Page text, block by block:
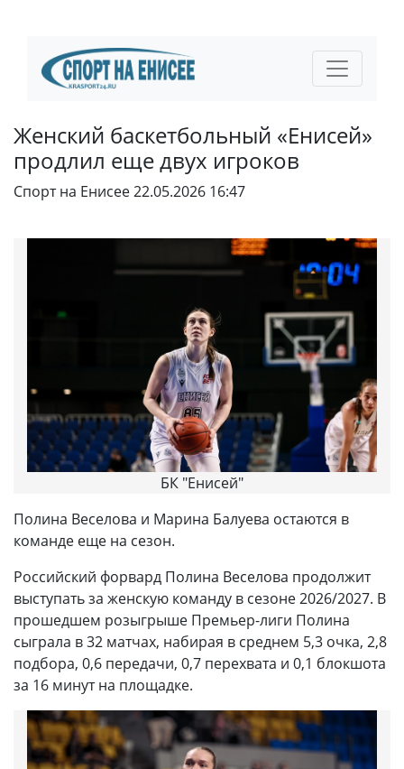
Женский баскетбольный «Енисей»
продлил еще двух игроков
Спорт на Енисее22.05.2026 16:47
БК "Енисей"
Полина Веселова и Марина Балуева остаются в
команде еще на сезон.
Российский форвард Полина Веселова продолжит
выступать за женскую команду в сезоне 2026/2027. В
прошедшем розыгрыше Премьер-лиги Полина
сыграла в 32 матчах, набирая в среднем 5,3 очка, 2,8
подбора, 0,6 передачи, 0,7 перехвата и 0,1 блокшота
за 16 минут на площадке.